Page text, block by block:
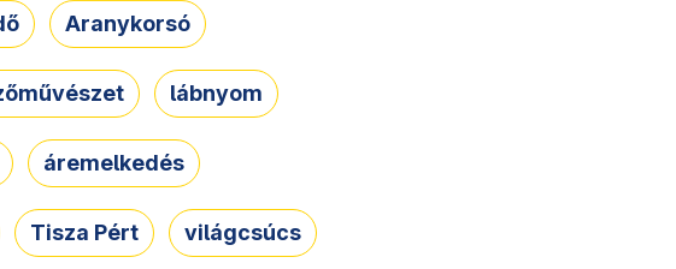
Aranykorsó
lábnyom
áremelkedés
Tisza Pért világcsúcs